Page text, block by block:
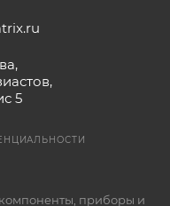
5
приборы и